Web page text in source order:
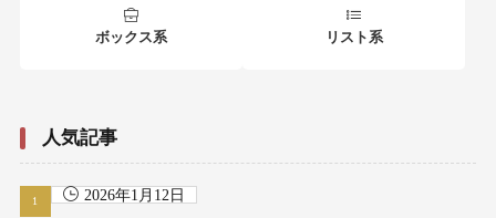
ボックス系 リスト系
人気記事
2026年1月12日